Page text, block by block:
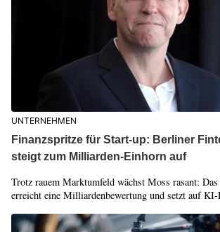
UNTERNEHMEN
Finanzspritze für Start-up: Berliner
steigt zum Milliarden-Einhorn auf
Trotz rauem Marktumfeld wächst Moss rasant:
erreicht eine Milliardenbewertung und setzt auf